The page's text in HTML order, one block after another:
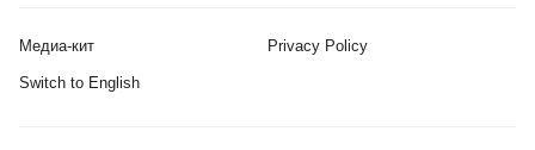
Медиа-кит Privacy Policy
Switch to English